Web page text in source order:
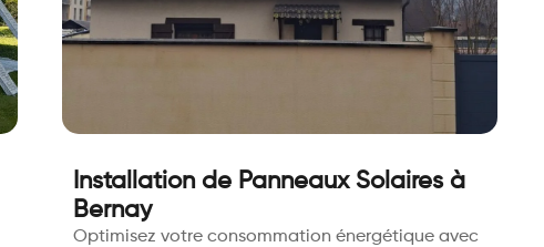
Installation de Panneaux Solaires à
Bernay
Optimisez votre consommation énergétique avec